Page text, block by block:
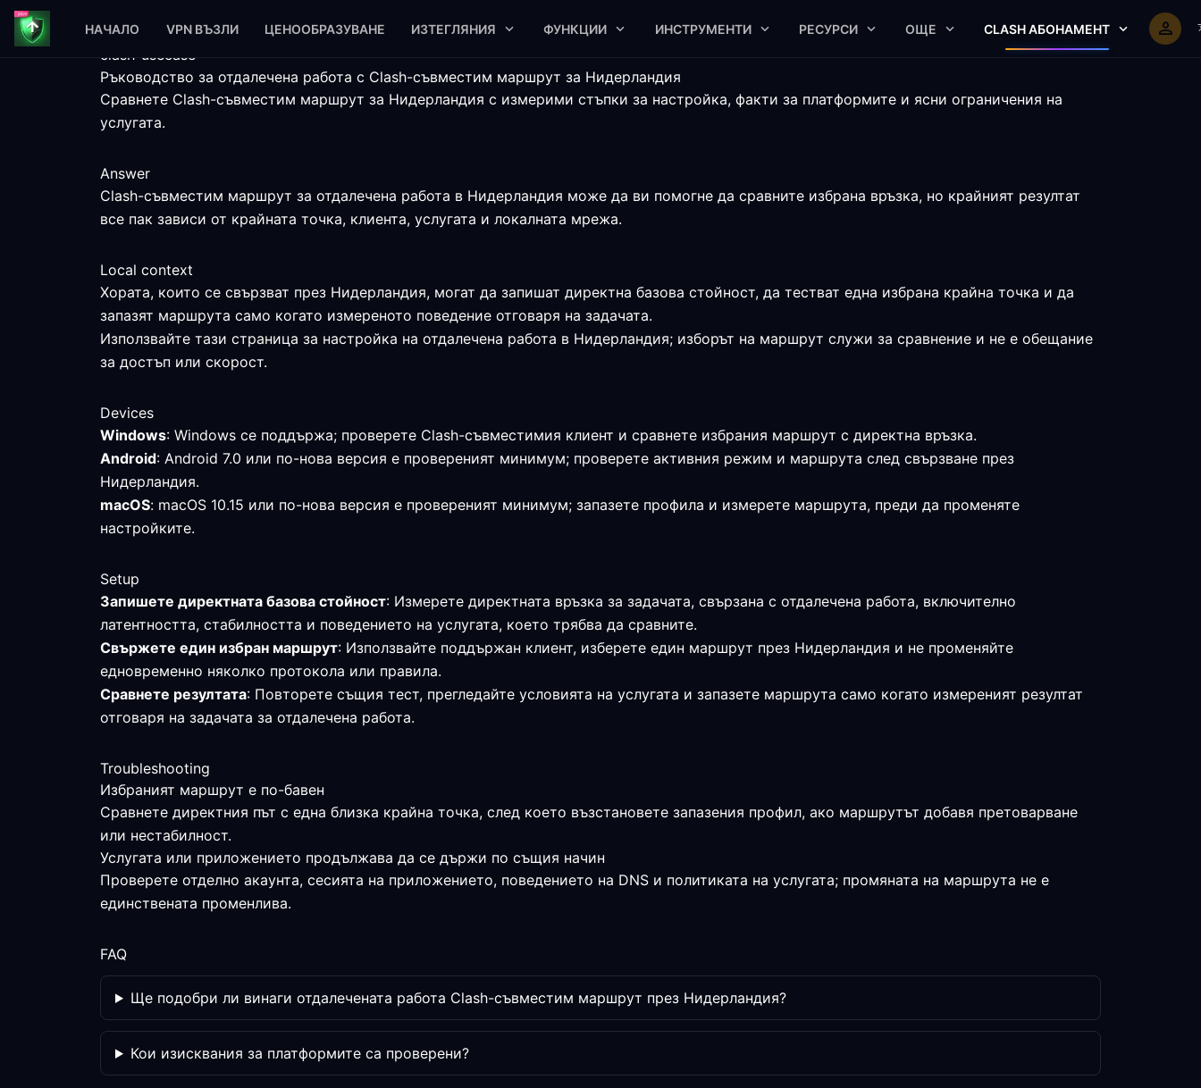
НАЧАЛО VPN ВЪЗЛИ ЦЕНООБРАЗУВАНЕ ИЗТЕГЛЯНИЯ ФУНКЦИИ ИНСТРУМЕНТИ РЕСУРСИ ОЩЕ CLASH АБОНАМЕНТ
clash-usecase
Ръководство за отдалечена работа с Clash-съвместим маршрут за Нидерландия
Сравнете Clash-съвместим маршрут за Нидерландия с измерими стъпки за настройка, факти за платформите и ясни ограничения на
услугата.
Answer
Clash-съвместим маршрут за отдалечена работа в Нидерландия може да ви помогне да сравните избрана връзка, но крайният резултат
все пак зависи от крайната точка, клиента, услугата и локалната мрежа.
Local context
Хората, които се свързват през Нидерландия, могат да запишат директна базова стойност, да тестват една избрана крайна точка и да
запазят маршрута само когато измереното поведение отговаря на задачата.
Използвайте тази страница за настройка на отдалечена работа в Нидерландия; изборът на маршрут служи за сравнение и не е обещание
за достъп или скорост.
Devices
Windows: Windows се поддържа; проверете Clash-съвместимия клиент и сравнете избрания маршрут с директна връзка.
Android: Android 7.0 или по-нова версия е провереният минимум; проверете активния режим и маршрута след свързване през
Нидерландия.
macOS: macOS 10.15 или по-нова версия е провереният минимум; запазете профила и измерете маршрута, преди да променяте
настройките.
Setup
Запишете директната базова стойност: Измерете директната връзка за задачата, свързана с отдалечена работа, включително
латентността, стабилността и поведението на услугата, което трябва да сравните.
Свържете един избран маршрут: Използвайте поддържан клиент, изберете един маршрут през Нидерландия и не променяйте
едновременно няколко протокола или правила.
Сравнете резултата: Повторете същия тест, прегледайте условията на услугата и запазете маршрута само когато измереният резултат
отговаря на задачата за отдалечена работа.
Troubleshooting
Избраният маршрут е по-бавен
Сравнете директния път с една близка крайна точка, след което възстановете запазения профил, ако маршрутът добавя претоварване
или нестабилност.
Услугата или приложението продължава да се държи по същия начин
Проверете отделно акаунта, сесията на приложението, поведението на DNS и политиката на услугата; промяната на маршрута не е
единствената променлива.
FAQ
Ще подобри ли винаги отдалечената работа Clash-съвместим маршрут през Нидерландия?
Кои изисквания за платформите са проверени?